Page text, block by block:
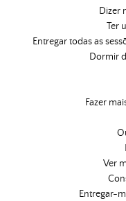
Dizer
Ter
Entregar todas as
Dormir
Fazer
Ver
Entregar-